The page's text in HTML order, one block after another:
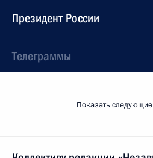
Президент России
Телеграммы
Показать